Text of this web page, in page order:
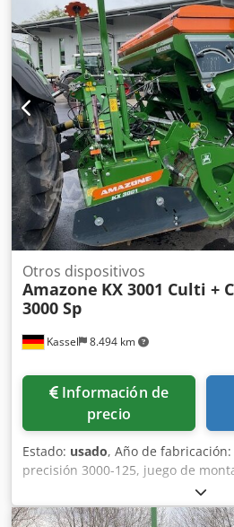
Kassel 8.494 km
Otros dispositivos
Amazone KX 3001 Culti +
3000 Sp
Información de
precio
Estado: usado, Año de fabricación:
precisión 3000-125, juego de
ajustable. Marcador de surcos
AmaDrill 2 para Cataya. Sensor